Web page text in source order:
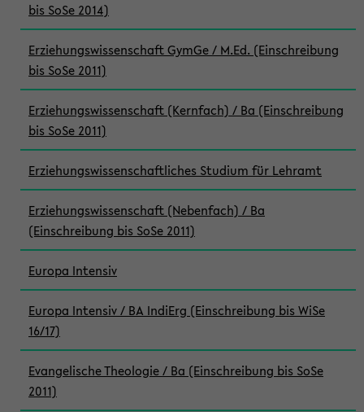
bis SoSe 2014)
Erziehungswissenschaft GymGe / M.Ed. (Einschreibung
bis SoSe 2011)
Erziehungswissenschaft (Kernfach) / Ba (Einschreibung
bis SoSe 2011)
Erziehungswissenschaftliches Studium für Lehramt
Erziehungswissenschaft (Nebenfach) / Ba
(Einschreibung bis SoSe 2011)
Europa Intensiv
Europa Intensiv / BA IndiErg (Einschreibung bis WiSe
16/17)
Evangelische Theologie / Ba (Einschreibung bis SoSe
2011)